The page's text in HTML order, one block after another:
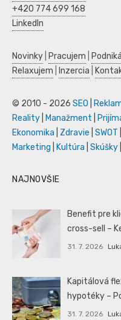
+420 774 699 168
LinkedIn
Novinky Pracujem
Relaxujem
Inzercia
© 2010 - 2026 SEO
Reality
Manažment
Ekonomika
Zdravie SWOT
Marketing
Kultúra Skúšky
NAJNOVŠIE
Benefit pre
cross-sell –
31. 7. 2026
Kapitálová
hypotéky –
31. 7. 2026